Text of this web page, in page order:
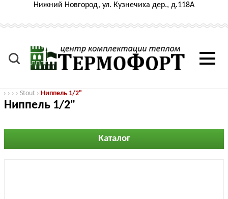
Нижний Новгород, ул. Кузнечиха дер., д.118А
› › › › Stout › Ниппель 1/2"
Ниппель 1/2"
Каталог